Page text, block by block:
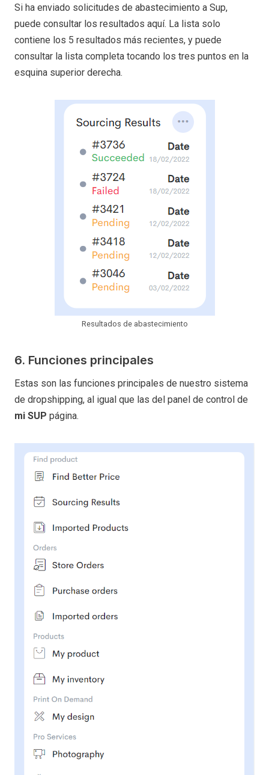
Si ha enviado solicitudes de abastecimiento a Sup,
puede consultar los resultados aquí. La lista solo
contiene los 5 resultados más recientes, y puede
consultar la lista completa tocando los tres puntos en la
esquina superior derecha.
Resultados de abastecimiento
6. Funciones principales
Estas son las funciones principales de nuestro sistema
de dropshipping, al igual que las del panel de control de
mi SUP página.